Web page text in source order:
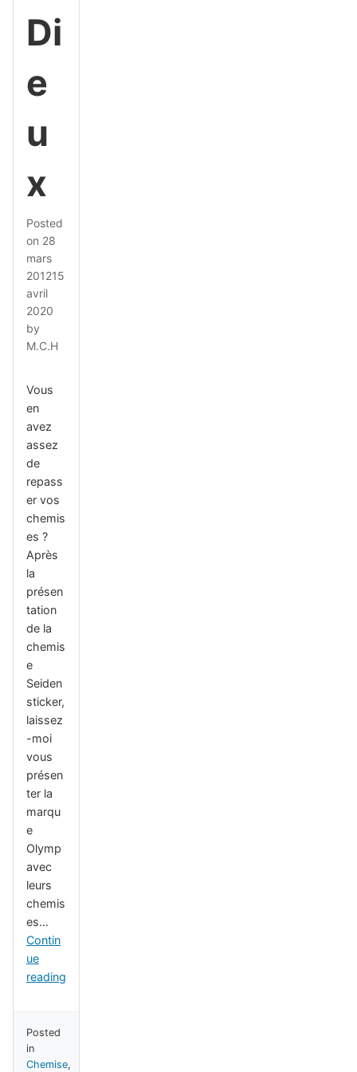
Di
e
u
x
Posted
on 28
mars
201215
avril
2020
by
M.C.H
Vous
en
avez
assez
de
repass
er vos
chemis
es ?
Après
la
présen
tation
de la
chemis
e
Seiden
sticker,
laissez
-moi
vous
présen
ter la
marqu
e
Olymp
avec
leurs
chemis
es…
Contin
ue
reading
Posted
in
Chemise,